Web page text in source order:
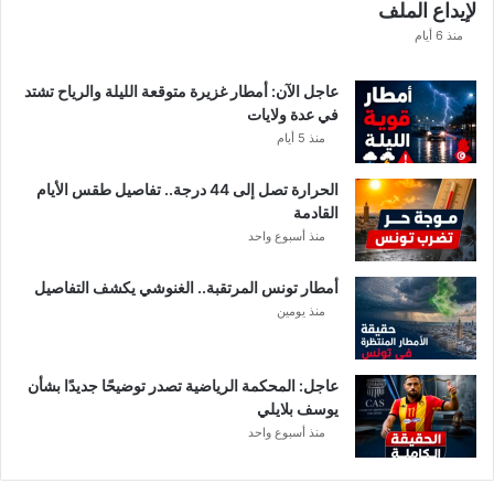
ط
ا
ت
ا
ل
م
ع
ن
ي
ة
لإيداع الملف
منذ 6 أيام
عاجل الآن: أمطار غزيرة متوقعة الليلة والرياح تشتد
في عدة ولايات
منذ 5 أيام
الحرارة تصل إلى 44 درجة.. تفاصيل طقس الأيام
القادمة
منذ أسبوع واحد
أمطار تونس المرتقبة.. الغنوشي يكشف التفاصيل
منذ يومين
عاجل: المحكمة الرياضية تصدر توضيحًا جديدًا بشأن
يوسف بلايلي
منذ أسبوع واحد